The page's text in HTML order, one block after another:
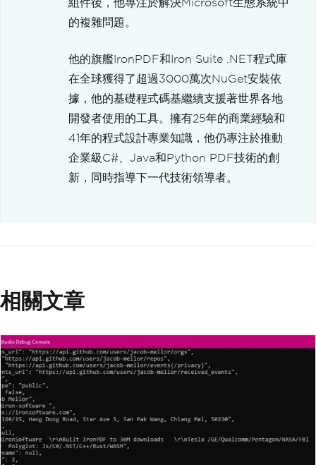
的複雜問題。
他的旗艦IronPDF和Iron Suite .NET程式庫
在全球獲得了超過3000萬次NuGet安裝依
據，他的基礎程式碼基繼續支援著世界各地
開發者使用的工具。擁有25年的商業經驗和
41年的程式設計專業知識，他仍專注於推動
企業級C#、Java和Python PDF技術的創
新，同時指導下一代技術領導者。
相關文章